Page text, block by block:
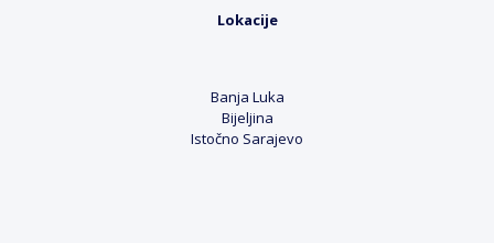
Lokacije
Banja Luka
Bijeljina
Istočno Sarajevo